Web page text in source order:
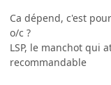
Ca dépend, c'est
o/c ?
LSP, le manchot qui
recommandable